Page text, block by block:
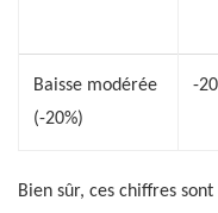
Baisse modérée
(-20%)
-
Bien sûr, ces chiffres